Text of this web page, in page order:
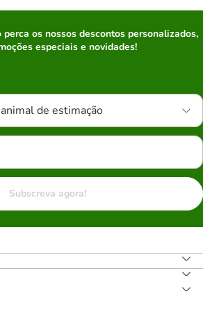
perca os nossos descontos personalizados,
especiais e novidades!
de estimação
Subscreva agora!